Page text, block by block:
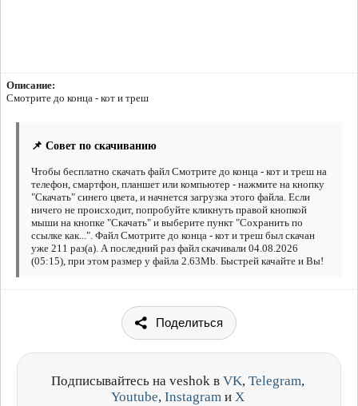
Описание:
Смотрите до конца - кот и треш
📌 Совет по скачиванию
Чтобы бесплатно скачать файл Смотрите до конца - кот и треш на
телефон, смартфон, планшет или компьютер - нажмите на кнопку
"Скачать" синего цвета, и начнется загрузка этого файла. Если
ничего не происходит, попробуйте кликнуть правой кнопкой
мыши на кнопке "Скачать" и выберите пункт "Сохранить по
ссылке как...". Файл Смотрите до конца - кот и треш был скачан
уже 211 раз(а). А последний раз файл скачивали 04.08.2026
(05:15), при этом размер у файла 2.63Mb. Быстрей качайте и Вы!
Поделиться
Подписывайтесь на veshok в VK, Telegram,
Youtube, Instagram и X